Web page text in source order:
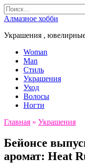
Перейти
к
Search
for:
Алмазное хобби
Украшения ,
Woman
Man
Стиль
Украшения
Уход
Волосы
Ногти
Главная » Украшения
Бейонсе
аромат: Heat